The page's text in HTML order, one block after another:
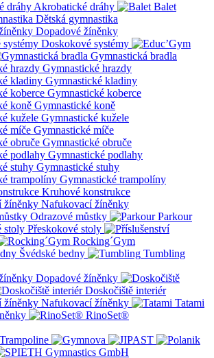
Akrobatické dráhy
Balet
Dětská gymnastika
Dopadové žíněnky
Doskokové systémy
Gymnastická bradla
Gymnastické hrazdy
Gymnastické kladiny
Gymnastické koberce
Gymnastické koně
Gymnastické kužele
Gymnastické míče
Gymnastické obruče
Gymnastické podlahy
Gymnastické stuhy
Gymnastické trampolíny
Kruhové konstrukce
Nafukovací žíněnky
Odrazové můstky
Parkour
Přeskokové stoly
Rocking´Gym
Švédské bedny
Tumbling
Dopadové žíněnky
Doskočiště interiér
Nafukovací žíněnky
Tatami
RinoSet®